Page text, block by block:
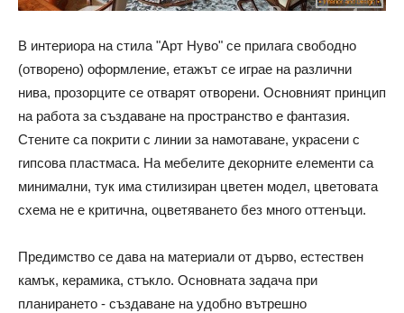
В интериора на стила "Арт Нуво" се прилага свободно
(отворено) оформление, етажът се играе на различни
нива, прозорците се отварят отворени. Основният принцип
на работа за създаване на пространство е фантазия.
Стените са покрити с линии за намотаване, украсени с
гипсова пластмаса. На мебелите декорните елементи са
минимални, тук има стилизиран цветен модел, цветовата
схема не е критична, оцветяването без много оттенъци.
Предимство се дава на материали от дърво, естествен
камък, керамика, стъкло. Основната задача при
планирането - създаване на удобно вътрешно